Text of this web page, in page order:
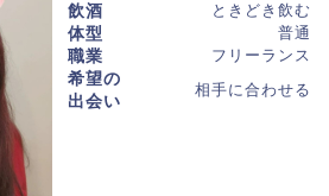
飲酒 ときどき飲む
体型 普通
職業 フリーランス
希望の
出会い
相手に合わせる